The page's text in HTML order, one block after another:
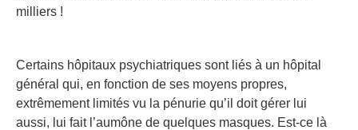
milliers !
Certains hôpitaux psychiatriques sont liés à un hôpital
général qui, en fonction de ses moyens propres,
extrêmement limités vu la pénurie qu’il doit gérer lui
aussi, lui fait l’aumône de quelques masques. Est-ce là